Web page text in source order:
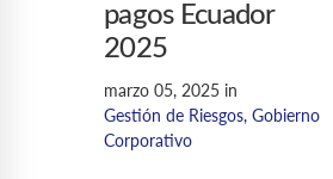
pagos Ecuador
2025
marzo 05, 2025 in
Gestión de Riesgos, Gobierno
Corporativo